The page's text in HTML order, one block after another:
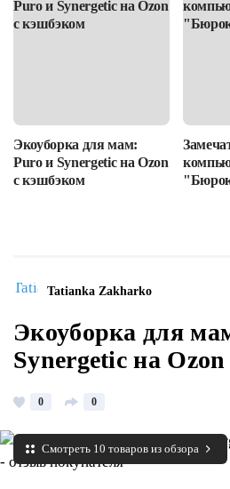
Экоуборка для мам:
Puro и Synergetic на Ozon
с кэшбэком
Tatianka Zakharko
Экоуборка для
Synergetic на
0 0
Смотреть 10 товаров из обзора